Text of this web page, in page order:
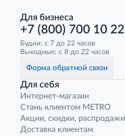
Для бизнеса
+7 (800) 700 10 22
Будни: с 7 до 22 часов
Выходные: с 8 до 22 часов
Форма обратной связи
Для себя
Интернет-магазин
Стань клиентом METRO
Акции, скидки, распродажи
Доставка клиентам